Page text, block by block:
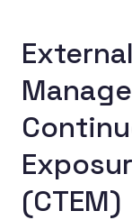
(CTEM)